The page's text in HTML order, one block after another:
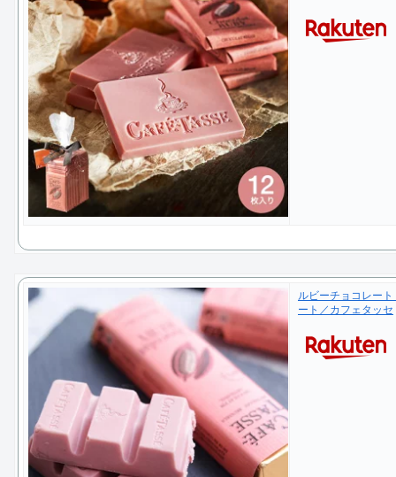
ルビーチョコレ
ート／カフェタッセ